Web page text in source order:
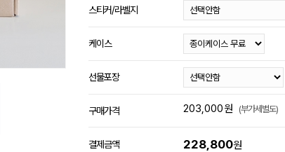
스티커/라벨지
케이스
선물포장
구매가격 203,000원 (부가세별도)
결제금액 228,800원